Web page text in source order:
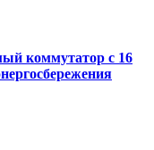
коммутатор с 16